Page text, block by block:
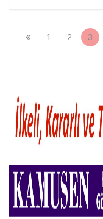
1 2 3